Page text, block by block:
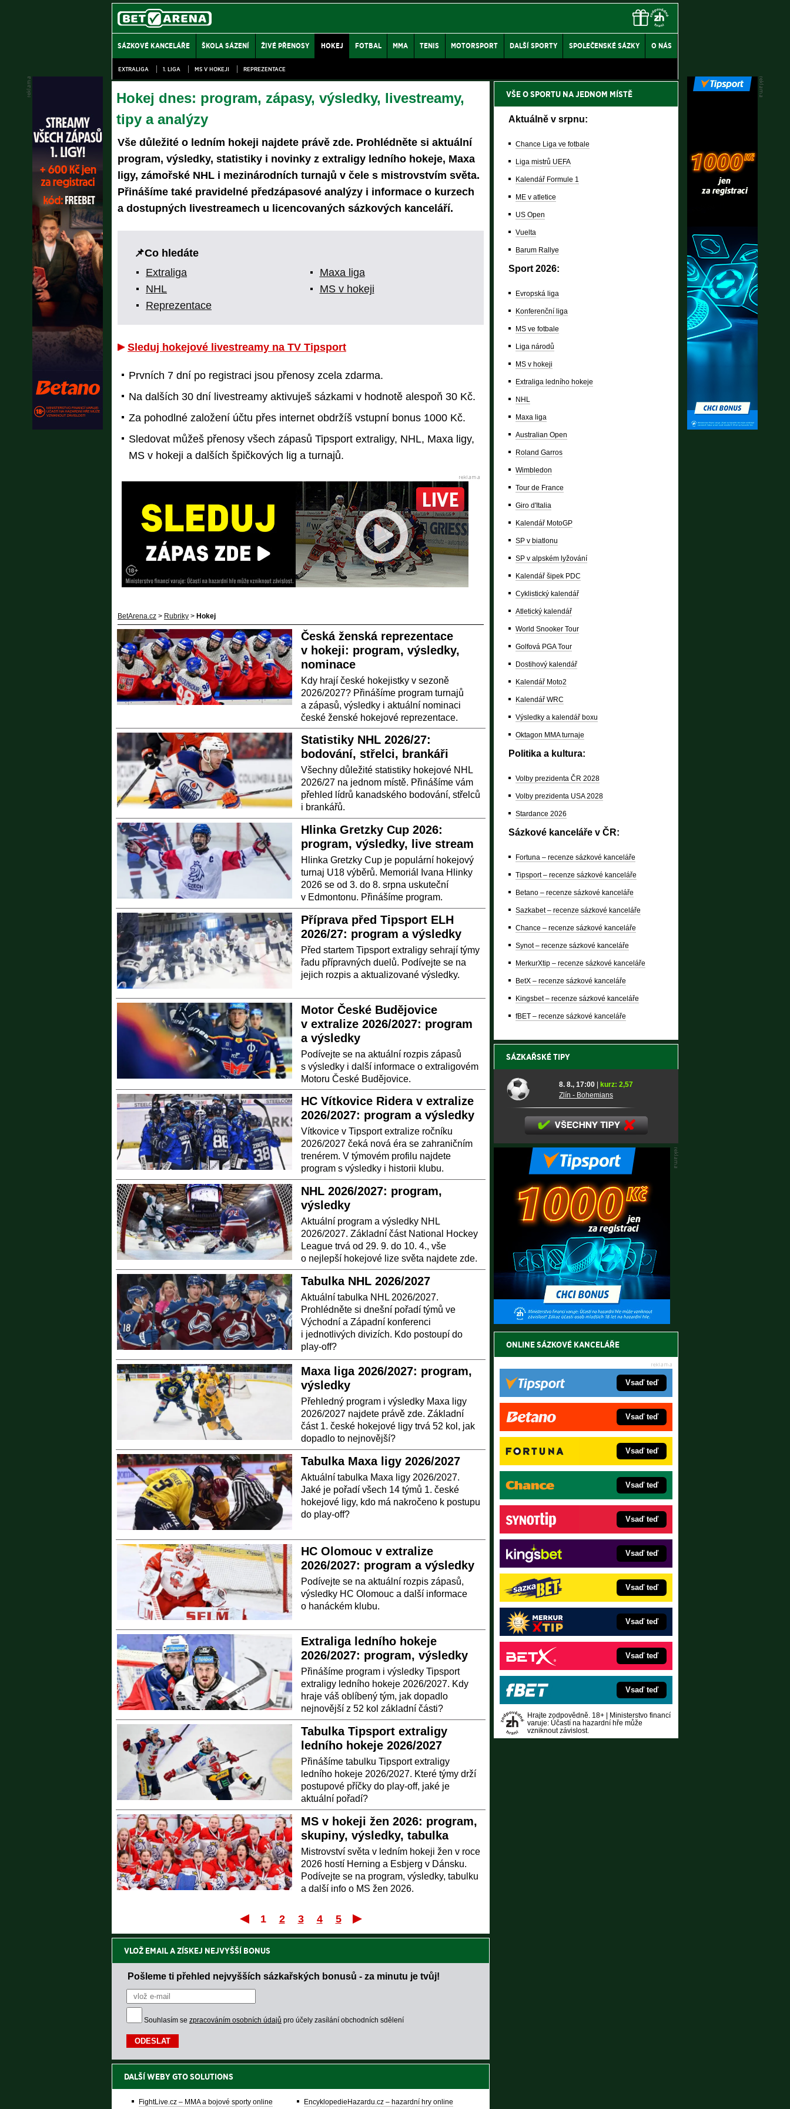
SÁZKOVÉ KANCELÁŘE ŠKOLA SÁZENÍ ŽIVÉ PŘENOSY HOKEJ FOTBAL MMA TENIS MOTORSPORT DALŠÍ SPORTY SPOLEČENSKÉ SÁZKY O NÁS
EXTRALIGA 1. LIGA MS V HOKEJI REPREZENTACE
Hokej dnes: program, zápasy, výsledky, livestreamy,
tipy a analýzy
Vše důležité o ledním hokeji najdete právě zde. Prohlédněte si aktuální
program, výsledky, statistiky i novinky z extraligy ledního hokeje, Maxa
ligy, zámořské NHL i mezinárodních turnajů v čele s mistrovstvím světa.
Přinášíme také pravidelné předzápasové analýzy i informace o kurzech
a dostupných livestreamech u licencovaných sázkových kanceláří.
Co hledáte
Extraliga
Maxa liga
NHL
MS v hokeji
Reprezentace
Sleduj hokejové livestreamy na TV Tipsport
Prvních 7 dní po registraci jsou přenosy zcela zdarma.
Na dalších 30 dní livestreamy aktivuješ sázkami v hodnotě alespoň 30 Kč.
Za pohodlné založení účtu přes internet obdržíš vstupní bonus 1000 Kč.
Sledovat můžeš přenosy všech zápasů Tipsport extraligy, NHL, Maxa ligy,
MS v hokeji a dalších špičkových lig a turnajů.
BetArena.cz > Rubriky > Hokej
Česká ženská reprezentace
v hokeji: program, výsledky,
nominace
Kdy hrají české hokejistky v sezoně
2026/2027? Přinášíme program turnajů
a zápasů, výsledky i aktuální nominaci
české ženské hokejové reprezentace.
Statistiky NHL 2026/27:
bodování, střelci, brankáři
Všechny důležité statistiky hokejové NHL
2026/27 na jednom místě. Přinášíme vám
přehled lídrů kanadského bodování, střelců
i brankářů.
Hlinka Gretzky Cup 2026:
program, výsledky, live stream
Hlinka Gretzky Cup je populární hokejový
turnaj U18 výběrů. Memoriál Ivana Hlinky
2026 se od 3. do 8. srpna uskuteční
v Edmontonu. Přinášíme program.
Příprava před Tipsport ELH
2026/27: program a výsledky
Před startem Tipsport extraligy sehrají týmy
řadu přípravných duelů. Podívejte se na
jejich rozpis a aktualizované výsledky.
Motor České Budějovice
v extralize 2026/2027: program
a výsledky
Podívejte se na aktuální rozpis zápasů
s výsledky i další informace o extraligovém
Motoru České Budějovice.
HC Vítkovice Ridera v extralize
2026/2027: program a výsledky
Vítkovice v Tipsport extralize ročníku
2026/2027 čeká nová éra se zahraničním
trenérem. V týmovém profilu najdete
program s výsledky i historii klubu.
NHL 2026/2027: program,
výsledky
Aktuální program a výsledky NHL
2026/2027. Základní část National Hockey
League trvá od 29. 9. do 10. 4., vše
o nejlepší hokejové lize světa najdete zde.
Tabulka NHL 2026/2027
Aktuální tabulka NHL 2026/2027.
Prohlédněte si dnešní pořadí týmů ve
Východní a Západní konferenci
i jednotlivých divizích. Kdo postoupí do
play-off?
Maxa liga 2026/2027: program,
výsledky
Přehledný program i výsledky Maxa ligy
2026/2027 najdete právě zde. Základní
část 1. české hokejové ligy trvá 52 kol, jak
dopadlo to nejnovější?
Tabulka Maxa ligy 2026/2027
Aktuální tabulka Maxa ligy 2026/2027.
Jaké je pořadí všech 14 týmů 1. české
hokejové ligy, kdo má nakročeno k postupu
do play-off?
HC Olomouc v extralize
2026/2027: program a výsledky
Podívejte se na aktuální rozpis zápasů,
výsledky HC Olomouc a další informace
o hanáckém klubu.
Extraliga ledního hokeje
2026/2027: program, výsledky
Přinášíme program i výsledky Tipsport
extraligy ledního hokeje 2026/2027. Kdy
hraje váš oblíbený tým, jak dopadlo
nejnovější z 52 kol základní části?
Tabulka Tipsport extraligy
ledního hokeje 2026/2027
Přinášíme tabulku Tipsport extraligy
ledního hokeje 2026/2027. Které týmy drží
postupové příčky do play-off, jaké je
aktuální pořadí?
MS v hokeji žen 2026: program,
skupiny, výsledky, tabulka
Mistrovství světa v ledním hokeji žen v roce
2026 hostí Herning a Esbjerg v Dánsku.
Podívejte se na program, výsledky, tabulku
a další info o MS žen 2026.
První
1 2 3 4 5
VLOŽ EMAIL A ZÍSKEJ NEJVYŠŠÍ BONUS
Pošleme ti přehled nejvyšších sázkařských bonusů - za minutu je tvůj!
Souhlasím se zpracováním osobních údajů pro účely zasílání obchodních sdělení
DALŠÍ WEBY GTO SOLUTIONS
FightLive.cz – MMA a bojové sporty online EncyklopedieHazardu.cz – hazardní hry online
VŠE O SPORTU NA JEDNOM MÍSTĚ
Aktuálně v srpnu:
Chance Liga ve fotbale
Liga mistrů UEFA
Kalendář Formule 1
ME v atletice
US Open
Vuelta
Barum Rallye
Sport 2026:
Evropská liga
Konferenční liga
MS ve fotbale
Liga národů
MS v hokeji
Extraliga ledního hokeje
NHL
Maxa liga
Australian Open
Roland Garros
Wimbledon
Tour de France
Giro d'Italia
Kalendář MotoGP
SP v biatlonu
SP v alpském lyžování
Kalendář šipek PDC
Cyklistický kalendář
Atletický kalendář
World Snooker Tour
Golfová PGA Tour
Dostihový kalendář
Kalendář Moto2
Kalendář WRC
Výsledky a kalendář boxu
Oktagon MMA turnaje
Politika a kultura:
Volby prezidenta ČR 2028
Volby prezidenta USA 2028
Stardance 2026
Sázkové kanceláře v ČR:
Fortuna – recenze sázkové kanceláře
Tipsport – recenze sázkové kanceláře
Betano – recenze sázkové kanceláře
Sazkabet – recenze sázkové kanceláře
Chance – recenze sázkové kanceláře
Synot – recenze sázkové kanceláře
MerkurXtip – recenze sázkové kanceláře
BetX – recenze sázkové kanceláře
Kingsbet – recenze sázkové kanceláře
fBET – recenze sázkové kanceláře
SÁZKAŘSKÉ TIPY
8. 8., 17:00
kurz: 2,57
Zlín - Bohemians
ONLINE SÁZKOVÉ KANCELÁŘE
Vsaď teď
Vsaď teď
Vsaď teď
Vsaď teď
Vsaď teď
Vsaď teď
Vsaď teď
Vsaď teď
Vsaď teď
Vsaď teď
Hrajte zodpovědně. 18+ | Ministerstvo financí
varuje: Účastí na hazardní hře může
vzniknout závislost.